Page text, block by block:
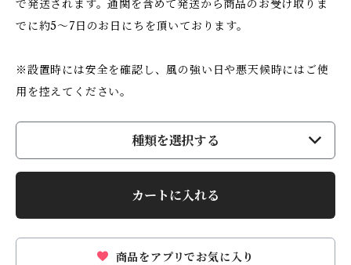
で発送されます。通関を含めて発送から商品のお受け取りま
でに約5〜7日のお日にちを頂いております。
※設置時には安全を確認し、風の強い日や悪天候時にはご使
用を控えてください。
種類を選択する
カートに入れる
商品をアプリでお気に入り